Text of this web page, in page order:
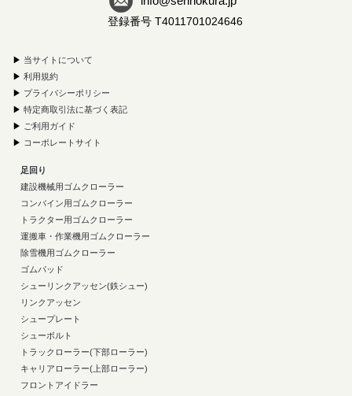
登録番号 T4011701024646
▶ 当サイトについて
▶ 利用規約
▶ プライバシーポリシー
▶ 特定商取引法に基づく表記
▶ ご利用ガイド
▶ コーポレートサイト
足回り
建設機械用ゴムクローラー
コンバイン用ゴムクローラー
トラクター用ゴムクローラー
運搬車・作業機用ゴムクローラー
除雪機用ゴムクローラー
ゴムパッド
シューリンクアッセン(鉄シュー)
リンクアッセン
シュープレート
シューボルト
トラックローラー(下部ローラー)
キャリアローラー(上部ローラー)
フロントアイドラー